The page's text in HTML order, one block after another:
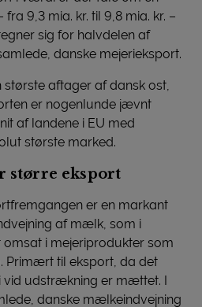
9,3 mia. kr. til 9,8 mia. kr. –
sig for halvdelen af
danske mejerieksport.
aftager af dansk ost,
er nogenlunde jævnt
af landene i EU med
største marked.
større eksport
er en markant
af mælk, som i
i mejeriprodukter som
Primært til eksport, da det
vid udstrækning er mættet. I
danske mælkeindvejning